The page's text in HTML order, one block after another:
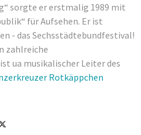
sorgte er erstmalig 1989 mit
für Aufsehen. Er ist
- das Sechsstädtebundfestival!
zahlreiche
ua musikalischer Leiter des
Rotkäppchen